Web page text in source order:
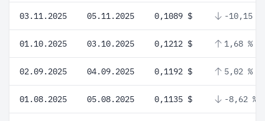
03.11.2025 05.11.2025 0,1089 $ -10,15 %
01.10.2025 03.10.2025 0,1212 $ 1,68 %
02.09.2025 04.09.2025 0,1192 $ 5,02 %
01.08.2025 05.08.2025 0,1135 $ -8,62 %